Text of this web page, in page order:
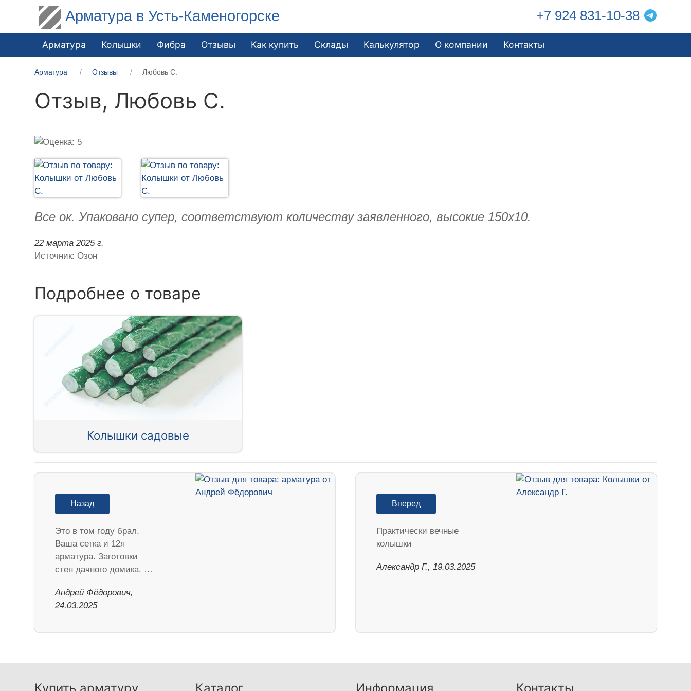
Арматура в Усть-Каменогорске +7 924 831-10-38
Арматура Колышки Фибра Отзывы Как купить Склады Калькулятор О компании Контакты
Арматура Отзывы Любовь С.
Отзыв, Любовь С.
Все ок. Упаковано супер, соответствуют количеству заявленного, высокие 150х10.
22 марта 2025 г.
Источник: Озон
Подробнее о товаре
Колышки садовые
Назад
Это в том году брал.
Ваша сетка и 12я
арматура. Заготовки
стен дачного домика. …
Андрей Фёдорович,
24.03.2025
Вперед
Практически вечные
колышки
Александр Г., 19.03.2025
Купить арматуру Каталог Информация Контакты